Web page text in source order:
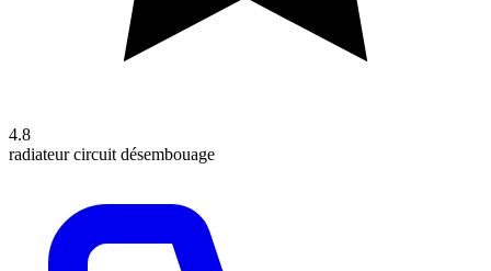
4.8
radiateur circuit désembouage